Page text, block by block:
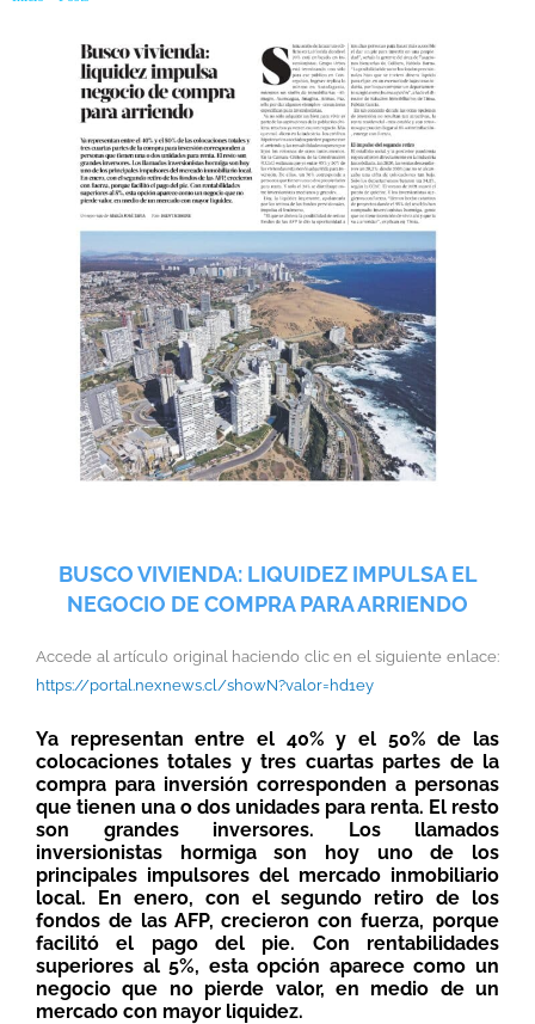
BUSCO VIVIENDA: LIQUIDEZ IMPULSA EL
NEGOCIO DE COMPRA PARA ARRIENDO
Accede al artículo original haciendo clic en el siguiente enlace:
https://portal.nexnews.cl/showN?valor=hd1ey
Ya representan entre el 40% y el 50% de las
colocaciones totales y tres cuartas partes de la
compra para inversión corresponden a personas
que tienen una o dos unidades para renta. El resto
son grandes inversores. Los llamados
inversionistas hormiga son hoy uno de los
principales impulsores del mercado inmobiliario
local. En enero, con el segundo retiro de los
fondos de las AFP, crecieron con fuerza, porque
facilitó el pago del pie. Con rentabilidades
superiores al 5%, esta opción aparece como un
negocio que no pierde valor, en medio de un
mercado con mayor liquidez.